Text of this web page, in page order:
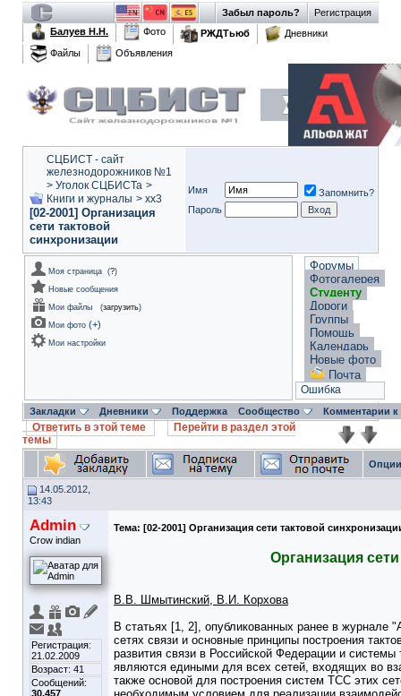
Регистрация
Забыл пароль?
Балуев Н.Н.
Фото РЖДТьюб
Дневники
Файлы
Объявления
СЦБИСТ - сайт
железнодорожников №1
> Уголок СЦБИСТа >
Книги и журналы > xx3
[02-2001] Организация
сети тактовой
синхронизации
Имя
Запомнить?
Пароль
Моя страница (?)
Новые сообщения
Мои файлы
(загрузить)
Мои фото (+)
Мои настройки
Форумы
Фотогалерея
Студенту
Дороги
Группы
Помощь
Календарь
Новые фото
Почта
Ошибка
Закладки Дневники Поддержка Сообщество Комментарии
Ответить в этой теме
Перейти в раздел этой
темы
14.05.2012,
13:43
Admin
Crow indian
Регистрация:
21.02.2009
Возраст: 41
Сообщений:
30,457
Тема: [02-2001] Организация сети тактовой
Организация
В.В. Шмытинский, В.И. Корхова
В статьях [1, 2], опубликованных ранее в
сетях связи и основные принципы построения
развития связи в Российской Федерации и
являются едиными для всех сетей, входящих во
также основой для построения систем ТСС этих